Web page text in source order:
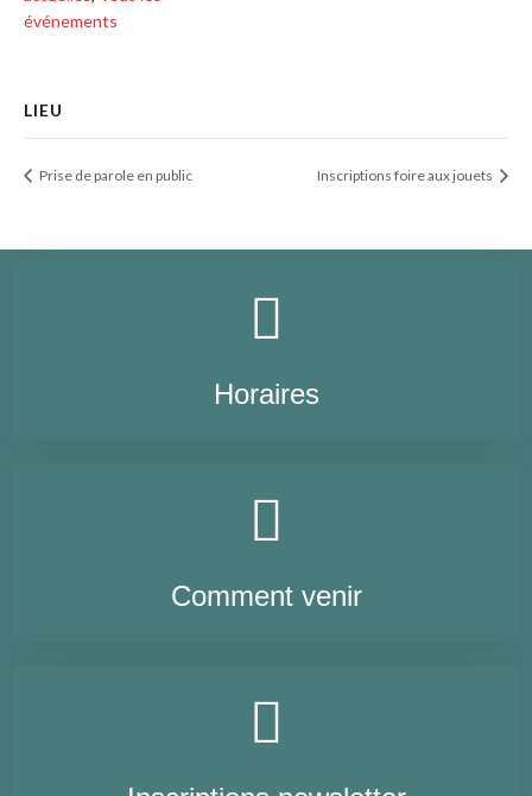
événements
LIEU
Prise de parole en public Inscriptions foire aux jouets
Horaires
Comment venir